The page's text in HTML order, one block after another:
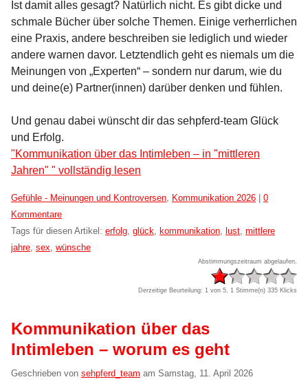
Ist damit alles gesagt? Natürlich nicht. Es gibt dicke und
schmale Bücher über solche Themen. Einige verherrlichen
eine Praxis, andere beschreiben sie lediglich und wieder
andere warnen davor. Letztendlich geht es niemals um die
Meinungen von „Experten“ – sondern nur darum, wie du
und deine(e) Partner(innen) darüber denken und fühlen.
Und genau dabei wünscht dir das sehpferd-team Glück
und Erfolg.
"Kommunikation über das Intimleben – in "mittleren
Jahren" " vollständig lesen
Kategorien:
Gefühle - Meinungen und Kontroversen Kommunikation 2026 | 0
Kommentare
Tags für diesen Artikel: erfolg glück kommunikation lust mittlere
jahre sex wünsche
Abstimmungszeitraum abgelaufen.
Derzeitige Beurteilung: 1 von 5, 1 Stimme(n) 335 Klicks
Kommunikation über das
Intimleben – worum es geht
Geschrieben von sehpferd_team am Samstag, 11. April 2026